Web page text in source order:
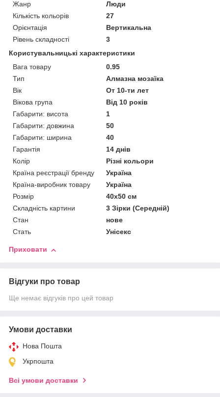
Жанр
Люди
Кількість кольорів
27
Орієнтація
Вертикальна
Рівень складності
3
Користувальницькі характеристики
Вага товару
0.95
Тип
Алмазна мозаїка
Вік
От 10-ти лет
Вікова група
Від 10 років
Габарити: висота
1
Габарити: довжина
50
Габарити: ширина
40
Гарантія
14 днів
Колір
Різні кольори
Країна реєстрації бренду
Україна
Країна-виробник товару
Україна
Розмір
40х50 см
Складність картини
3 Зірки (Середній)
Стан
нове
Стать
Унісекс
Приховати
Відгуки про товар
Ще немає відгуків про цей товар
Умови доставки
Нова Пошта
Укрпошта
Всі умови доставки